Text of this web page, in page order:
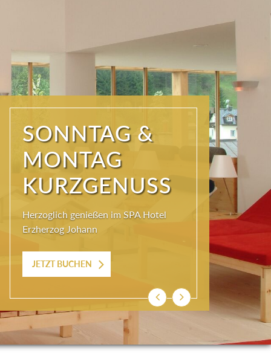
SONNTAG &
MONTAG
KURZGENUSS
Herzoglich genießen im SPA Hotel
Erzherzog Johann
JETZT BUCHEN
ZurückWeiter